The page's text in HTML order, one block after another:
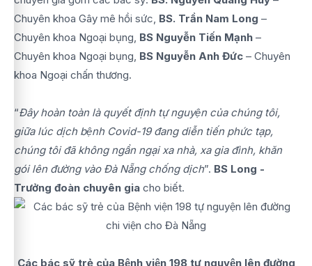
Chuyên khoa Gây mê hồi sức, BS. Trần Nam Long –
Chuyên khoa Ngoại bụng, BS Nguyễn Tiến Mạnh –
Chuyên khoa Ngoại bụng, BS Nguyễn Anh Đức – Chuyên
khoa Ngoại chấn thương.
“Đây hoàn toàn là quyết định tự nguyện của chúng tôi,
giữa lúc dịch bệnh Covid-19 đang diễn tiến phức tạp,
chúng tôi đã không ngần ngại xa nhà, xa gia đình, khăn
gói lên đường vào Đà Nẵng chống dịch”. BS Long -
Trưởng đoàn chuyên gia cho biết.
Các bác sỹ trẻ của Bệnh viện 198 tự nguyện lên đường